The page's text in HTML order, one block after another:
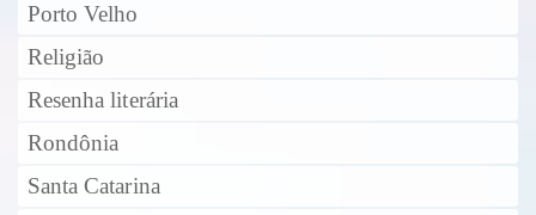
Porto Velho
Religião
Resenha literária
Rondônia
Santa Catarina